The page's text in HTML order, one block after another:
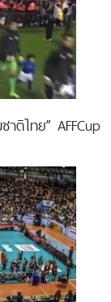
ติไทย” AFFCup